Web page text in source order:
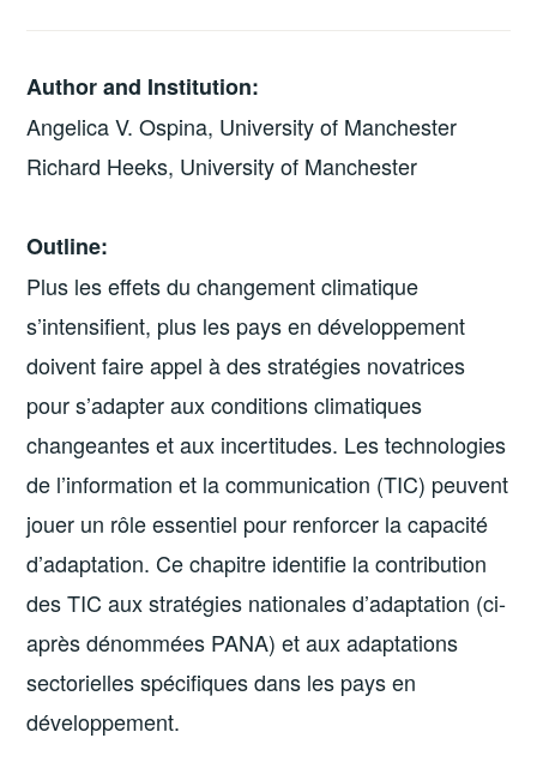
Author and Institution:
Angelica V. Ospina, University of Manchester
Richard Heeks, University of Manchester
Outline:
Plus les effets du changement climatique
s’intensifient, plus les pays en développement
doivent faire appel à des stratégies novatrices
pour s’adapter aux conditions climatiques
changeantes et aux incertitudes. Les technologies
de l’information et la communication (TIC) peuvent
jouer un rôle essentiel pour renforcer la capacité
d’adaptation. Ce chapitre identifie la contribution
des TIC aux stratégies nationales d’adaptation (ci­
après dénommées PANA) et aux adaptations
sectorielles spécifiques dans les pays en
développement.